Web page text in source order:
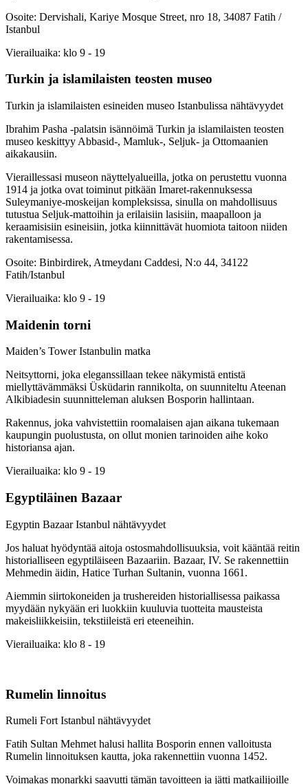
Osoite: Dervishali, Kariye Mosque Street, nro 18, 34087 Fatih /
Istanbul
Vierailuaika: klo 9 - 19
Turkin ja islamilaisten teosten museo
Turkin ja islamilaisten esineiden museo Istanbulissa nähtävyydet
Ibrahim Pasha -palatsin isännöimä Turkin ja islamilaisten teosten
museo keskittyy Abbasid-, Mamluk-, Seljuk- ja Ottomaanien
aikakausiin.
Vieraillessasi museon näyttelyalueilla, jotka on perustettu vuonna
1914 ja jotka ovat toiminut pitkään Imaret-rakennuksessa
Suleymaniye-moskeijan kompleksissa, sinulla on mahdollisuus
tutustua Seljuk-mattoihin ja erilaisiin lasisiin, maapalloon ja
keraamisisiin esineisiin, jotka kiinnittävät huomiota taitoon niiden
rakentamisessa.
Osoite: Binbirdirek, Atmeydanı Caddesi, N:o 44, 34122
Fatih/Istanbul
Vierailuaika: klo 9 - 19
Maidenin torni
Maiden’s Tower Istanbulin matka
Neitsyttorni, joka eleganssillaan tekee näkymistä entistä
miellyttävämmäksi Üsküdarin rannikolta, on suunniteltu Ateenan
Alkibiadesin suunnitteleman aluksen Bosporin hallintaan.
Rakennus, joka vahvistettiin roomalaisen ajan aikana tukemaan
kaupungin puolustusta, on ollut monien tarinoiden aihe koko
historiansa ajan.
Vierailuaika: klo 9 - 19
Egyptiläinen Bazaar
Egyptin Bazaar Istanbul nähtävyydet
Jos haluat hyödyntää aitoja ostosmahdollisuuksia, voit kääntää reitin
historialliseen egyptiläiseen Bazaariin. Bazaar, IV. Se rakennettiin
Mehmedin äidin, Hatice Turhan Sultanin, vuonna 1661.
Aiemmin siirtokoneiden ja trushereiden historiallisessa paikassa
myydään nykyään eri luokkiin kuuluvia tuotteita mausteista
makeisliikkeisiin, tekstiileistä eri eteeneihin.
Vierailuaika: klo 8 - 19
Rumelin linnoitus
Rumeli Fort Istanbul nähtävyydet
Fatih Sultan Mehmet halusi hallita Bosporin ennen valloitusta
Rumelin linnoituksen kautta, joka rakennettiin vuonna 1452.
Voimakas monarkki saavutti tämän tavoitteen ja jätti matkailijoille